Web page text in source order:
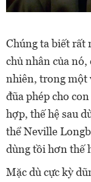
Chúng ta biết rất
chủ nhân của nó,
nhiên, trong một
đũa phép cho
hợp, thế hệ sau
thể Neville
dùng tồi hơn thế
Mặc dù cực kỳ